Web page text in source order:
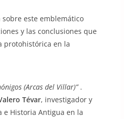
este emblemático
y las conclusiones que
protohistórica en la
(Arcas del Villar)”.
Tévar, investigador y
e Historia Antigua en la